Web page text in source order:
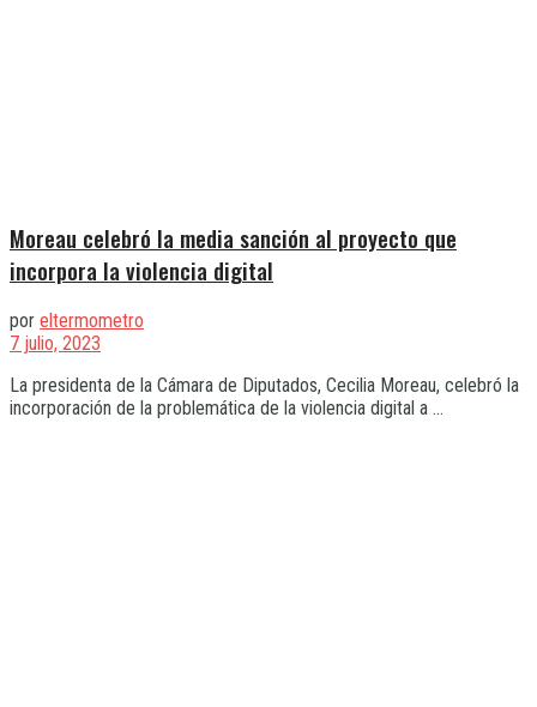
Moreau celebró la media sanción al proyecto que
incorpora la violencia digital
por eltermometro
7 julio, 2023
La presidenta de la Cámara de Diputados, Cecilia Moreau, celebró la
incorporación de la problemática de la violencia digital a ...